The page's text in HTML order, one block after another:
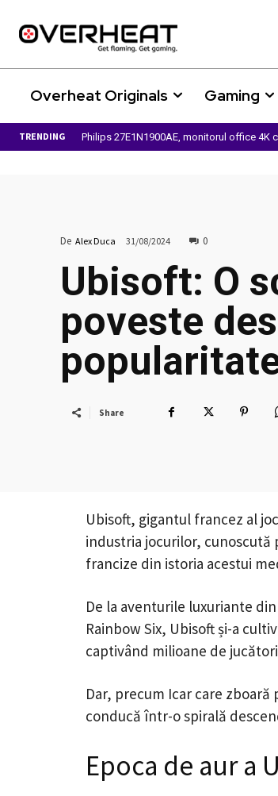
Overheat Originals Gaming
TRENDING Philips 27E1N1900AE, monitorul office 4K
De Alex Duca 31/08/2024 0
Ubisoft: O
poveste
Share
Ubisoft, gigantul francez al
industria jocurilor,
francize din istoria acestui
De la aventurile luxuriante
Rainbow Six, Ubisoft și-a
captivând milioane de
Dar, precum Icar care
conducă într-o spirală
Epoca de aur a